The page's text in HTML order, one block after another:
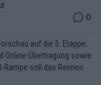
0
auf die 5. Etappe,
Online-Übertragung sowie
Rampe soll das Rennen